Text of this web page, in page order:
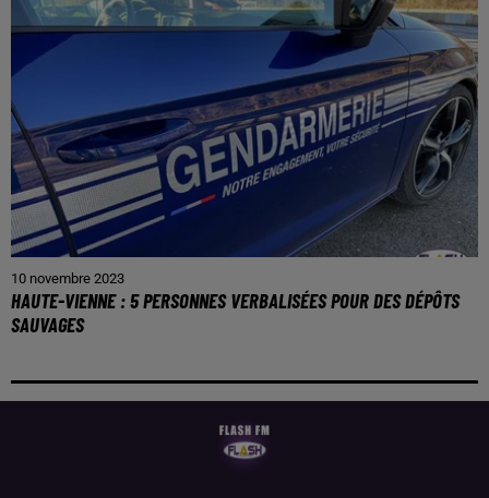
10 novembre 2023
HAUTE-VIENNE : 5 PERSONNES VERBALISÉES POUR DES DÉPÔTS
SAUVAGES